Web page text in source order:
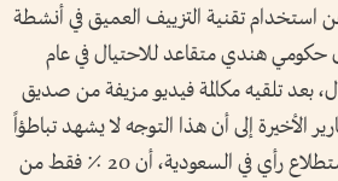
استخدام تقنية التزييف العميق في أنشطة
هندي متقاعد للاحتيال في عام
بعد تلقيه مكالمة فيديو مزيفة من صديق
الأخيرة إلى أن هذا التوجه لا يشهد تباطؤاً
على الإطلاق، فقد أظهر استطلاع رأي في السعودية، أن 20 ٪ فقط من